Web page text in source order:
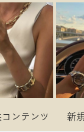
ンテンツ 新